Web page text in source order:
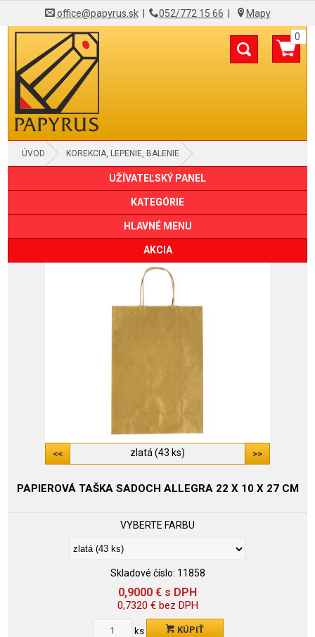
office@papyrus.sk| 052/772 15 66 Mapy
0
ÚVOD KOREKCIA, LEPENIE, BALENIE
BALIACE PAPIERE, ŠKATULE, TUBUSY
UŽÍVATEĽSKÝ PANEL
KATEGÓRIE
HLAVNÉ MENU
AKCIA
zlatá (43 ks)
PAPIEROVÁ TAŠKA SADOCH ALLEGRA 22 X 10 X 27 CM
VYBERTE FARBU
Skladové číslo: 11858
0,9000 € s DPH
0,7320 €bez DPH
ks KÚPIŤ